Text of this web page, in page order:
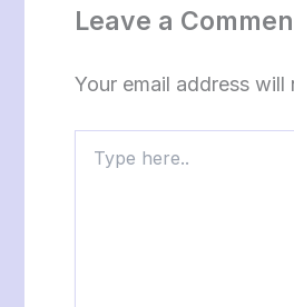
Leave a
Your email address will
here..